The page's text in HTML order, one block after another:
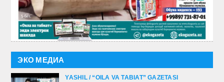
ЭКО МЕДИА
YASHIL / “OILA VA TABIAT” GAZETASI